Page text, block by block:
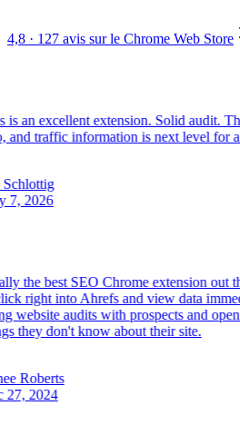
4,8 · 127 avis sur le Chrome Web Store
an excellent extension. Solid audit.
traffic information is next level for a
2026
the best SEO Chrome extension out
right into Ahrefs and view data
website audits with prospects and
they don't know about their site.
Roberts
2024